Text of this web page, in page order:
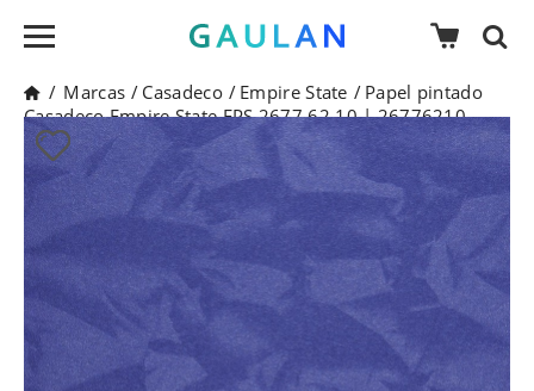
/ Marcas / Casadeco / Empire State / Papel pintado
Casadeco Empire State EPS 2677 62 10 | 26776210